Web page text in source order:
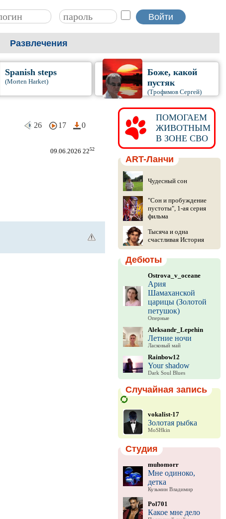
Развлечения
Spanish steps
(Morten Harket)
Боже, какой
пустяк
(Трофимов Сергей)
26 17 0
09.06.2026 2252
ПОМОГАЕМ
ЖИВОТНЫМ
В ЗОНЕ СВО
ART-Ланчи
Чудесный сон
"Сон и пробуждение
пустоты", 1-ая серия
фильма
Тысяча и одна
счастливая История
Дебюты
Ostrova_v_oceane
Ария
Шамаханской
царицы (Золотой
петушок)
Оперные
Aleksandr_Lepehin
Летние ночи
Ласковый май
Rainbow12
Your shadow
Dark Soul Blues
Случайная запись
vokalist-17
Золотая рыбка
MoSHkin
Студия
muhomorr
Мне одиноко,
детка
Кузьмин Владимир
Pol701
Какое мне дело